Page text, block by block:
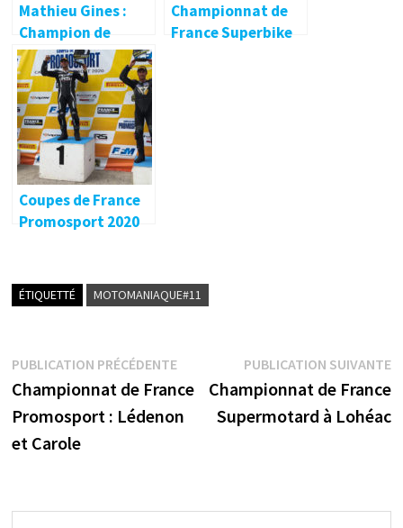
Mathieu Gines :
Champion de
France SBK 2019 !
🔐
Championnat de
France Superbike
Coupes de France
Promosport 2020
ÉTIQUETTÉ MOTOMANIAQUE#11
Navigation
de
l’article
PUBLICATION PRÉCÉDENTEPublication
précédente :
Championnat de France
Promosport : Lédenon
et Carole
PUBLICATION SUIVANTE
Championnat de France
Supermotard à Lohéac